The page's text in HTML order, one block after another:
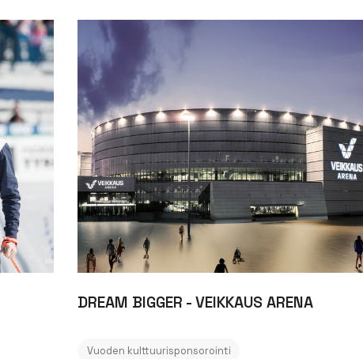
DREAM BIGGER - VEIKKAUS ARENA
Vuoden kulttuurisponsorointi